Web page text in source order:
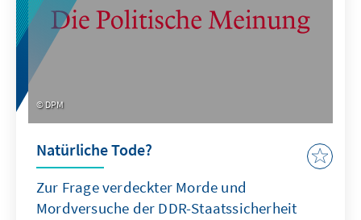
DPM
Natürliche Tode?
Zur Frage verdeckter Morde und
Mordversuche der DDR-Staatssicherheit